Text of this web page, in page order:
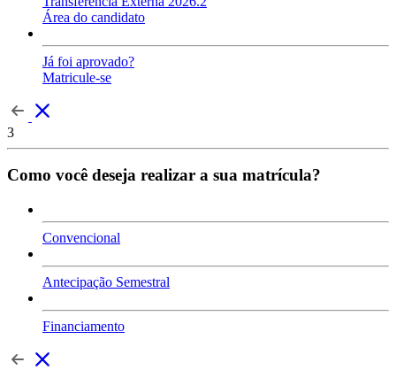
Área do candidato
Já foi aprovado?
Matricule-se
3
Como você deseja realizar a sua matrícula?
Convencional
Antecipação Semestral
Financiamento